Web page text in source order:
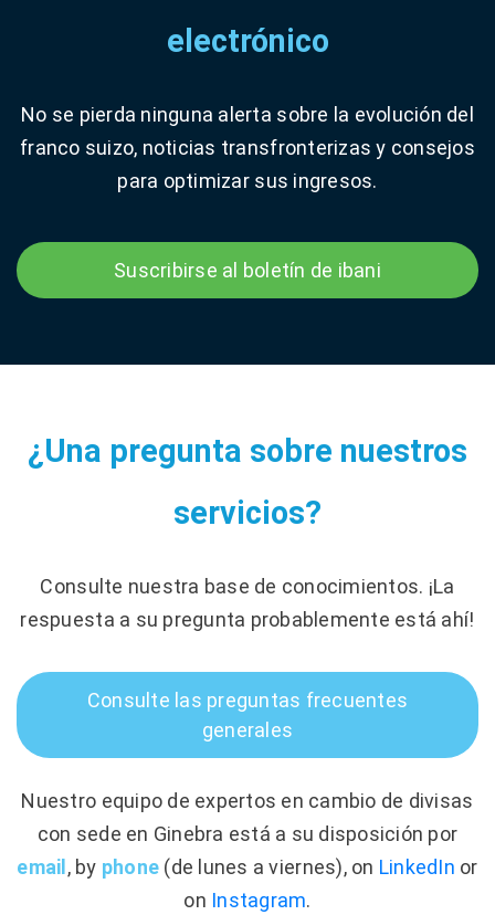
electrónico
No se pierda ninguna alerta sobre la evolución del
franco suizo, noticias transfronterizas y consejos
para optimizar sus ingresos.
Suscribirse al boletín de ibani
¿Una pregunta sobre nuestros
servicios?
Consulte nuestra base de conocimientos. ¡La
respuesta a su pregunta probablemente está ahí!
Consulte las preguntas frecuentes
generales
Nuestro equipo de expertos en cambio de divisas
con sede en Ginebra está a su disposición por
email , by phone (de lunes a viernes), on LinkedIn or
on Instagram.